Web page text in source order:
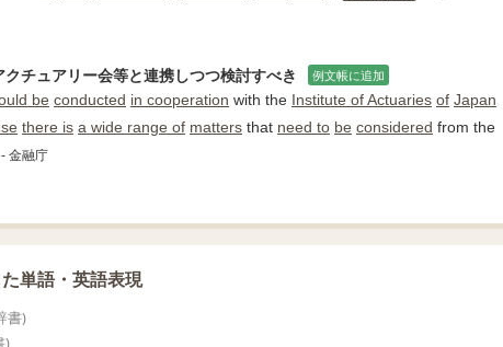
チュアリー会等と連携しつつ検討すべき 例文帳に追加
be conducted in cooperation with the Institute of Actuaries of Japan
there is a wide range of matters that need to be considered from the
- 金融庁
単語・英語表現
書)
)